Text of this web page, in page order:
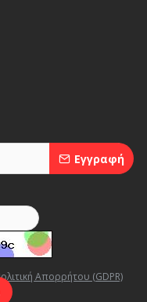
Εγγραφή
Απορρήτου (GDPR)